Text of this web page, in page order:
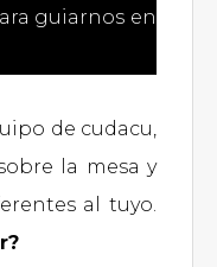
guiarnos en
de cudacu,
la mesa y
al tuyo.